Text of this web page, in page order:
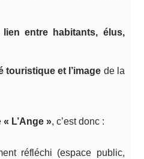
entre habitants, élus,
touristique et l’image de la
« L’Ange », c’est donc :
réfléchi (espace public,